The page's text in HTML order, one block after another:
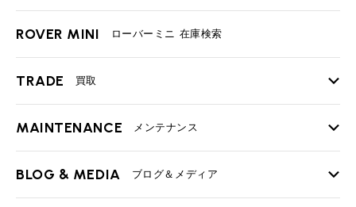
ROVER MINI ローバーミニ 在庫検索
TRADE 買取
TOP
MAINTENANCE メンテナンス
TOP
BLOG & MEDIA ブログ＆メディア